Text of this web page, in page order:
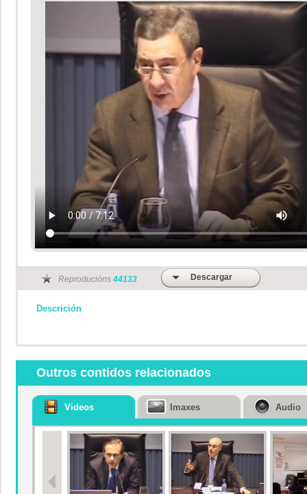
Reproducións 44133 Descargar
Descrición
Outros contidos relacionados
Videos Imaxes Audio